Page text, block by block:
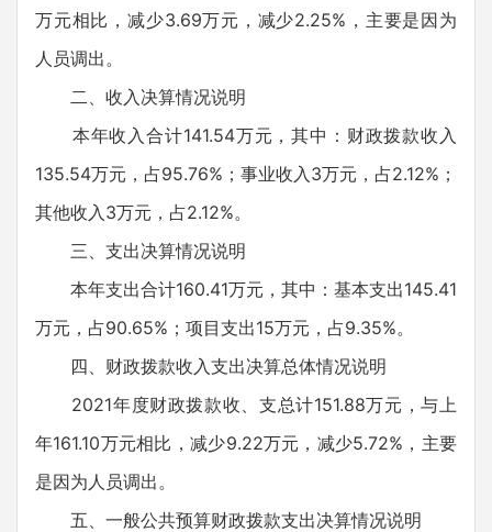
万元相比，减少3.69万元，减少2.25%，主要是因为
人员调出。
二、收入决算情况说明
本年收入合计141.54万元，其中：财政拨款收入
135.54万元，占95.76%；事业收入3万元，占2.12%；
其他收入3万元，占2.12%。
三、支出决算情况说明
本年支出合计160.41万元，其中：基本支出145.41
万元，占90.65%；项目支出15万元，占9.35%。
四、财政拨款收入支出决算总体情况说明
2021年度财政拨款收、支总计151.88万元，与上
年161.10万元相比，减少9.22万元，减少5.72%，主要
是因为人员调出。
五、一般公共预算财政拨款支出决算情况说明